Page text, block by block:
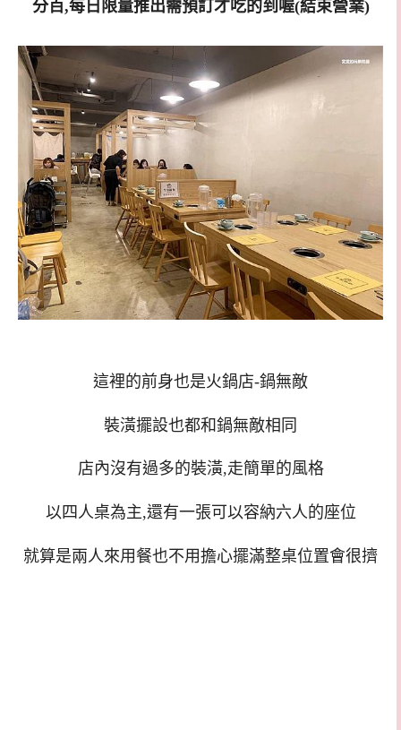
這裡的前身也是火鍋店-鍋無敵
裝潢擺設也都和鍋無敵相同
店內沒有過多的裝潢,走簡單的風格
以四人桌為主,還有一張可以容納六人的座位
就算是兩人來用餐也不用擔心擺滿整桌位置會很擠